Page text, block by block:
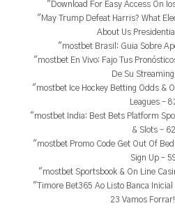
"Download For Easy Access On
"May Trump Defeat Harris? What
About Us
"mostbet Brasil: Guia Sobre
"mostbet En Vivo: Fajo Tus
De Su
"mostbet Ice Hockey Betting Odds &
Leagues –
"mostbet India: Best Bets Platform
& Slots –
"mostbet Promo Code Get Out Of
Sign Up –
"‎mostbet Sportsbook & On Line
"Timore Bet365 Ao Listo Banca
23 Vamos